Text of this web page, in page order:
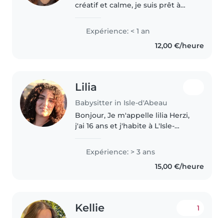
créatif et calme, je suis prêt à
bienveillance. Certifié en
premiers secours, je suis à l'aise
avec les animaux, la cuisine..
Expérience: < 1 an
12,00 €/heure
Lilia
Babysitter in Isle-d'Abeau
Bonjour, Je m'appelle lilia Herzi,
j'ai 16 ans et j'habite à L'Isle-
services de babysitting avec
sérieux et bienveillance. Cela fait
maintenant 3 ans que je..
Expérience: > 3 ans
15,00 €/heure
Kellie 1